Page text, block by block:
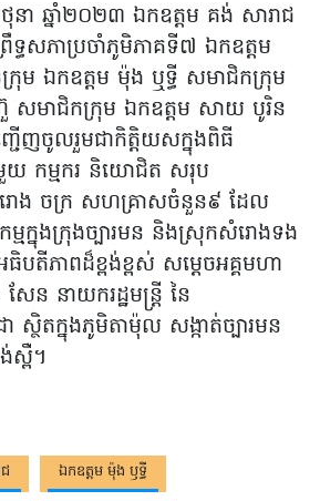
នា ឆ្នាំ២០២៣ ឯកឧត្តម គង់ សារាជ
ទ្ធសភាប្រចាំភូមិភាគទី៧ ឯកឧត្តម
ម ឯកឧត្ដម ម៉ុង ឬទ្ធី សមាជិកក្រុម
សមាជិកក្រុម ឯកឧត្ដម សាយ បូរិន
ើញចូលរួមជាកិត្តិយសក្នុងពិធី
កម្មករ និយោជិត សរុប
ោង ចក្រ សហគ្រាសចំនួន៩ ដែល
ម្មក្នុងក្រុងច្បារមន និងស្រុកសំរោងទង
បតីភាពដ៏ខ្ពង់ខ្ពស់ សម្ដេចអគ្គមហា
ន នាយករដ្ឋមន្ត្រី នៃ
ា ស្ថិតក្នុងភូមិតាម៉ុល សង្កាត់ច្បារមន
ស្ពឺ។
ឯកឧត្តម ម៉ុង ឫទ្ធី